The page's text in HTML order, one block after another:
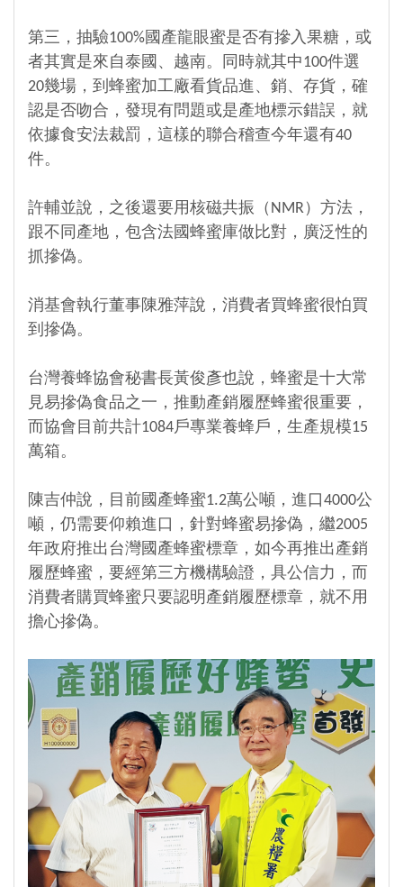
第三，抽驗100%國產龍眼蜜是否有摻入果糖，或
者其實是來自泰國、越南。同時就其中100件選
20幾場，到蜂蜜加工廠看貨品進、銷、存貨，確
認是否吻合，發現有問題或是產地標示錯誤，就
依據食安法裁罰，這樣的聯合稽查今年還有40
件。
許輔並說，之後還要用核磁共振（NMR）方法，
跟不同產地，包含法國蜂蜜庫做比對，廣泛性的
抓摻偽。
消基會執行董事陳雅萍說，消費者買蜂蜜很怕買
到摻偽。
台灣養蜂協會秘書長黃俊彥也說，蜂蜜是十大常
見易摻偽食品之一，推動產銷履歷蜂蜜很重要，
而協會目前共計1084戶專業養蜂戶，生產規模15
萬箱。
陳吉仲說，目前國產蜂蜜1.2萬公噸，進口4000公
噸，仍需要仰賴進口，針對蜂蜜易摻偽，繼2005
年政府推出台灣國產蜂蜜標章，如今再推出產銷
履歷蜂蜜，要經第三方機構驗證，具公信力，而
消費者購買蜂蜜只要認明產銷履歷標章，就不用
擔心摻偽。